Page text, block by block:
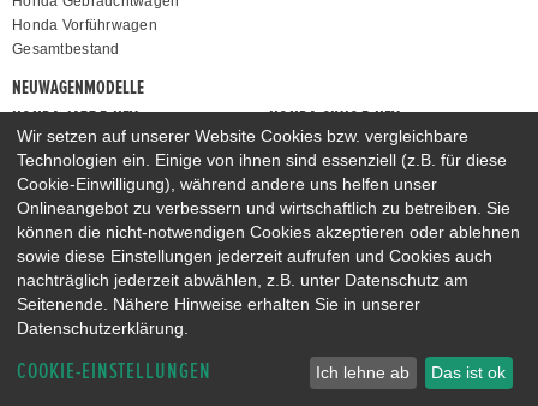
Honda Vorführwagen
Gesamtbestand
NEUWAGENMODELLE
HONDA JAZZ E:HEV
HONDA CIVIC E:HEV
HONDA PRELUDE E:HEV
HONDA HR-V E:HEV
HONDA ZR-V E:HEV
HONDA CR-V E:HEV & E:PHEV
Wir setzen auf unserer Website Cookies bzw. vergleichbare
Technologien ein. Einige von ihnen sind essenziell (z.B. für diese
Cookie-Einwilligung), während andere uns helfen unser
Onlineangebot zu verbessern und wirtschaftlich zu betreiben. Sie
können die nicht-notwendigen Cookies akzeptieren oder ablehnen
sowie diese Einstellungen jederzeit aufrufen und Cookies auch
nachträglich jederzeit abwählen, z.B. unter Datenschutz am
Seitenende. Nähere Hinweise erhalten Sie in unserer
Datenschutzerklärung.
COOKIE-EINSTELLUNGEN Ich lehne ab Das ist ok